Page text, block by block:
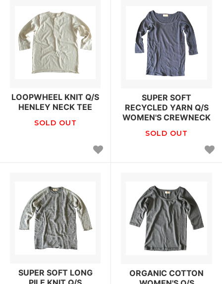
LOOPWHEEL KNIT Q/S
HENLEY NECK TEE
SOLD OUT
SUPER SOFT
RECYCLED YARN Q/S
WOMEN'S CREWNECK
SOLD OUT
SUPER SOFT LONG
ORGANIC COTTON